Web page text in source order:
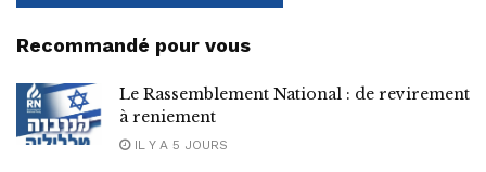
Recommandé pour vous
Le Rassemblement National : de revirement
à reniement
IL Y A 5 JOURS